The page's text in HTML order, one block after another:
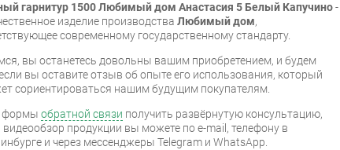
гарнитур 1500 Любимый дом Анастасия 5 Белый Капучино-
изделие производства Любимый дом,
современному государственному стандарту.
вы останетесь довольны вашим приобретением, и будем
вы оставите отзыв об опыте его использования, который
сориентироваться нашим будущим покупателям.
формы обратной связи получить развёрнутую консультацию,
продукции вы можете по e-mail, телефону в
и через мессенджеры Telegram и WhatsApp.